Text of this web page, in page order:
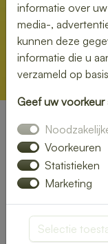
Lunch
Bij
lunch in Limburg
voor een heerlijke,
informatie over
media-,
kunnen deze
informatie die u
verzameld op
Geef uw voorkeur
Voorkeuren
Statistieken
Marketing
Selectie